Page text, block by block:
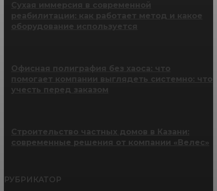
Офисная полиграфия без хаоса: что
помогает компании выглядеть системно: что
учесть перед заказом
Строительство частных домов в Казани:
современные решения от компании «Велес»
РУБРИКАТОР